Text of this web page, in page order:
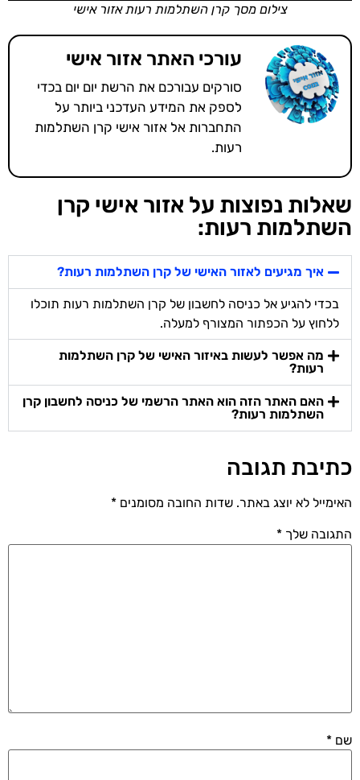
צילום מסך קרן השתלמות רעות אזור אישי
עורכי האתר אזור אישי
סורקים עבורכם את הרשת יום יום בכדי
לספק את המידע העדכני ביותר על
התחברות אל אזור אישי קרן השתלמות
רעות.
שאלות נפוצות על אזור אישי קרן
השתלמות רעות:
איך מגיעים לאזור האישי של קרן השתלמות רעות?
בכדי להגיע אל כניסה לחשבון של קרן השתלמות רעות תוכלו
ללחוץ על הכפתור המצורף למעלה.
מה אפשר לעשות באיזור האישי של קרן השתלמות
רעות?
האם האתר הזה הוא האתר הרשמי של כניסה לחשבון קרן
השתלמות רעות?
כתיבת תגובה
האימייל לא יוצג באתר. שדות החובה מסומנים *
התגובה שלך *
שם *